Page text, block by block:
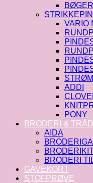
BØGER
VARIO
ADDI
PONY
BRODERI & TRÅD
AIDA
BRODERI
GAVEKORT
STOFPRØVE